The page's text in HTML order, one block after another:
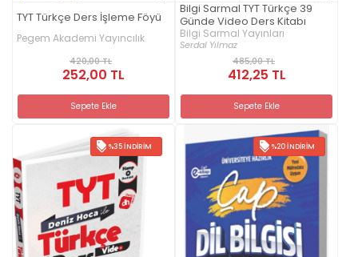
TYT Türkçe Ders İşleme Föyü
Pegem Akademi Yayıncılık
420,00 TL
252,00 TL
Sepete Ekle
Bilgi Sarmal TYT Türkçe 39
Günde Video Ders Kitabı
Bilgi Sarmal Yayınları
Serdal Yılmaz
485,00 TL
412,25 TL
Sepete Ekle
%35 İNDIRIM %20 İNDIRIM